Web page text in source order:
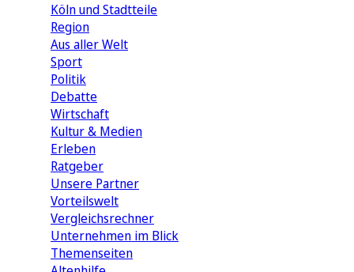
Köln und Stadtteile
Region
Aus aller Welt
Sport
Politik
Debatte
Wirtschaft
Kultur & Medien
Erleben
Ratgeber
Unsere Partner
Vorteilswelt
Vergleichsrechner
Unternehmen im Blick
Themenseiten